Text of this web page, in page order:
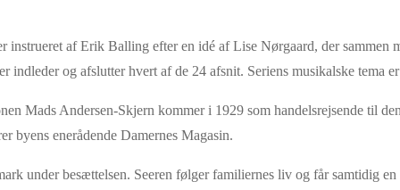
af Erik Balling efter en idé af Lise Nørgaard, der sammen
indleder og afslutter hvert af de 24 afsnit. Seriens musikalske tema
Mads Andersen-Skjern kommer i 1929 som handelsrejsende til
byens enerådende Damernes Magasin.
under besættelsen. Seeren følger familiernes liv og får samtidig